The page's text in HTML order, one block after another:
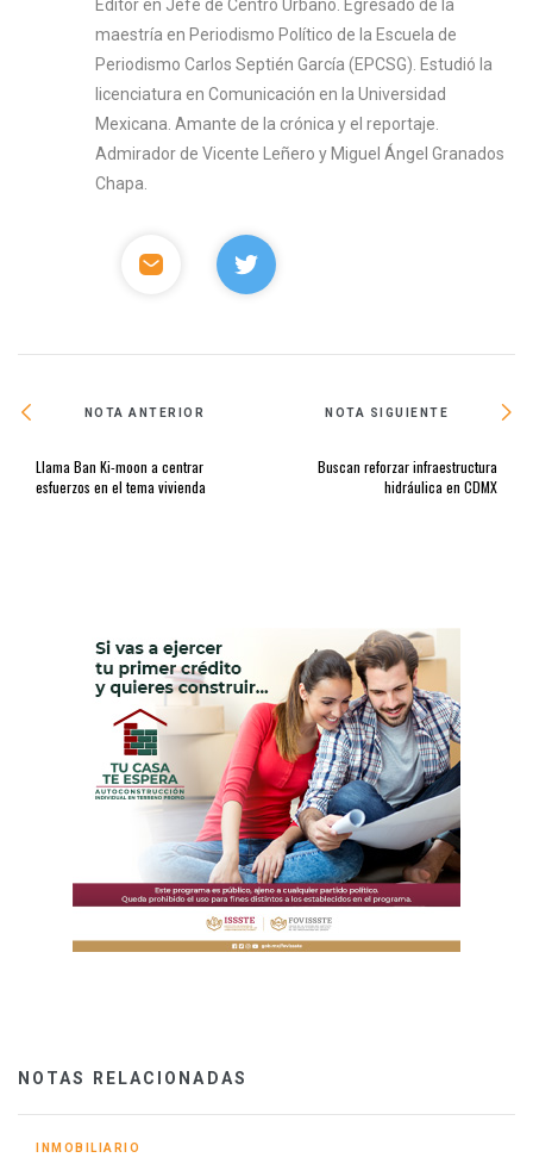
Editor en Jefe de Centro Urbano. Egresado de la
maestría en Periodismo Político de la Escuela de
Periodismo Carlos Septién García (EPCSG). Estudió la
licenciatura en Comunicación en la Universidad
Mexicana. Amante de la crónica y el reportaje.
Admirador de Vicente Leñero y Miguel Ángel Granados
Chapa.
NOTA ANTERIOR
Llama Ban Ki-moon a centrar
esfuerzos en el tema vivienda
NOTA SIGUIENTE
Buscan reforzar infraestructura
hidráulica en CDMX
NOTAS RELACIONADAS
INMOBILIARIO